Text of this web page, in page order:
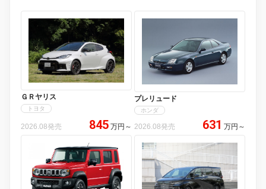
ＧＲヤリス
トヨタ
2026.08発売 845 万円 ～
プレリュード
ホンダ
2026.08発売 631 万円 ～